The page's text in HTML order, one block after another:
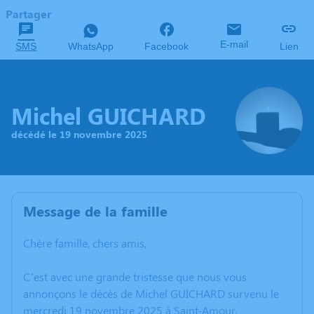
Partager
SMS WhatsApp Facebook E-mail Lien
Michel GUICHARD
décédé le 19 novembre 2025
Message de la famille
Chère famille, chers amis,
C’est avec une grande tristesse que nous vous
annonçons le décès de Michel GUICHARD survenu le
mercredi 19 novembre 2025 à Saint-Amour.